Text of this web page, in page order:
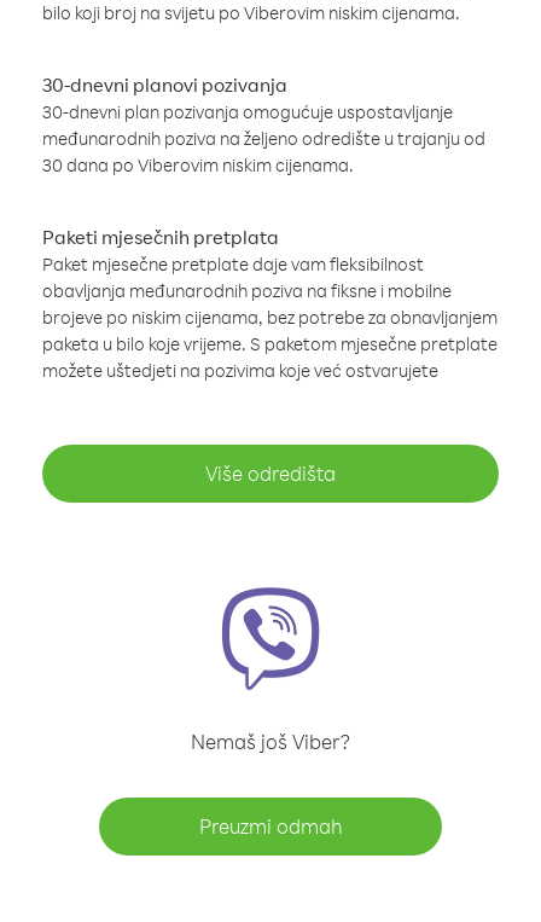
bilo koji broj na svijetu po Viberovim niskim cijenama.
30-dnevni planovi pozivanja
30-dnevni plan pozivanja omogućuje uspostavljanje
međunarodnih poziva na željeno odredište u trajanju od
30 dana po Viberovim niskim cijenama.
Paketi mjesečnih pretplata
Paket mjesečne pretplate daje vam fleksibilnost
obavljanja međunarodnih poziva na fiksne i mobilne
brojeve po niskim cijenama, bez potrebe za obnavljanjem
paketa u bilo koje vrijeme. S paketom mjesečne pretplate
možete uštedjeti na pozivima koje već ostvarujete
Više odredišta
Nemaš još Viber?
Preuzmi odmah